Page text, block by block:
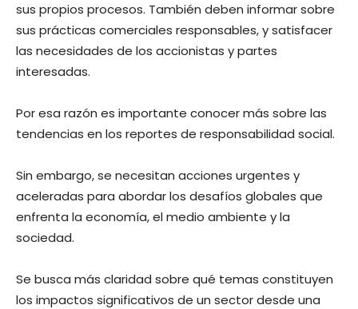
sus propios procesos. También deben informar sobre
sus prácticas comerciales responsables, y satisfacer
las necesidades de los accionistas y partes
interesadas.
Por esa razón es importante conocer más sobre las
tendencias en los reportes de responsabilidad social.
Sin embargo, se necesitan acciones urgentes y
aceleradas para abordar los desafíos globales que
enfrenta la economía, el medio ambiente y la
sociedad.
Se busca más claridad sobre qué temas constituyen
los impactos significativos de un sector desde una